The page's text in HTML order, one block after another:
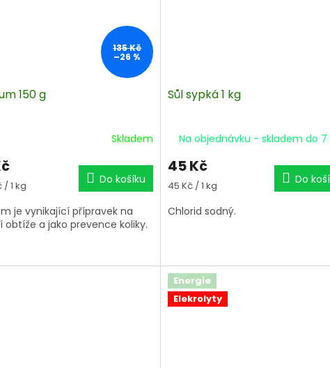
135 Kč
–26 %
150 g
Skladem
/ 1 kg Do košíku
je vynikající přípravek na
obtíže a jako prevence koliky.
Sůl sypká 1 kg
Na objednávku - skladem do 7
45 Kč
Měrná
45 Kč / 1 kg Do
Chlorid sodný.
Energie
Elekrolyty